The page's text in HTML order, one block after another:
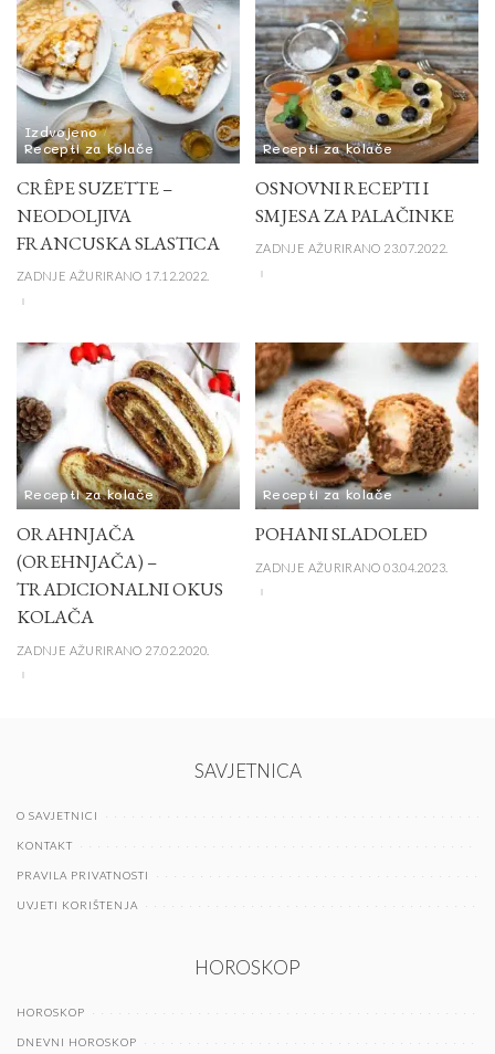
Izdvojeno
Recepti za kolače
CRÊPE SUZETTE –
NEODOLJIVA
FRANCUSKA SLASTICA
ZADNJE AŽURIRANO 17.12.2022.
Recepti za kolače
OSNOVNI RECEPTI I
SMJESA ZA PALAČINKE
ZADNJE AŽURIRANO 23.07.2022.
Recepti za kolače
ORAHNJAČA
(OREHNJAČA) –
TRADICIONALNI OKUS
KOLAČA
ZADNJE AŽURIRANO 27.02.2020.
Recepti za kolače
POHANI SLADOLED
ZADNJE AŽURIRANO 03.04.2023.
SAVJETNICA
O SAVJETNICI
KONTAKT
PRAVILA PRIVATNOSTI
UVJETI KORIŠTENJA
HOROSKOP
HOROSKOP
DNEVNI HOROSKOP